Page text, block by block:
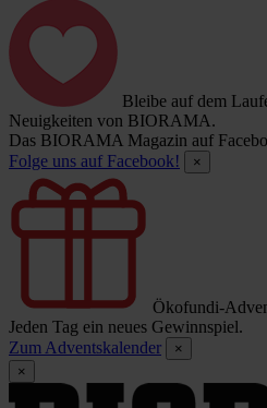
Bleibe auf dem
Neuigkeiten von BIORAMA.
Das BIORAMA Magazin auf
Folge uns auf Facebook!
×
Ökofundi-
Jeden Tag ein neues Gewinnspiel.
Zum Adventskalender
×
×